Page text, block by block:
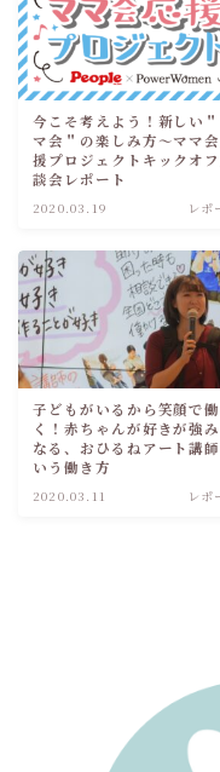
今こそ考えよう！新しい
マ会＂の楽しみ方～ママ
援プロジェクトキックオ
談会レポート
2020.03.19 レポ
子どもがいるから笑顔で働
く！赤ちゃんが好きが強
なる、おひるねアート講師
いう働き方
2020.03.11 レポ